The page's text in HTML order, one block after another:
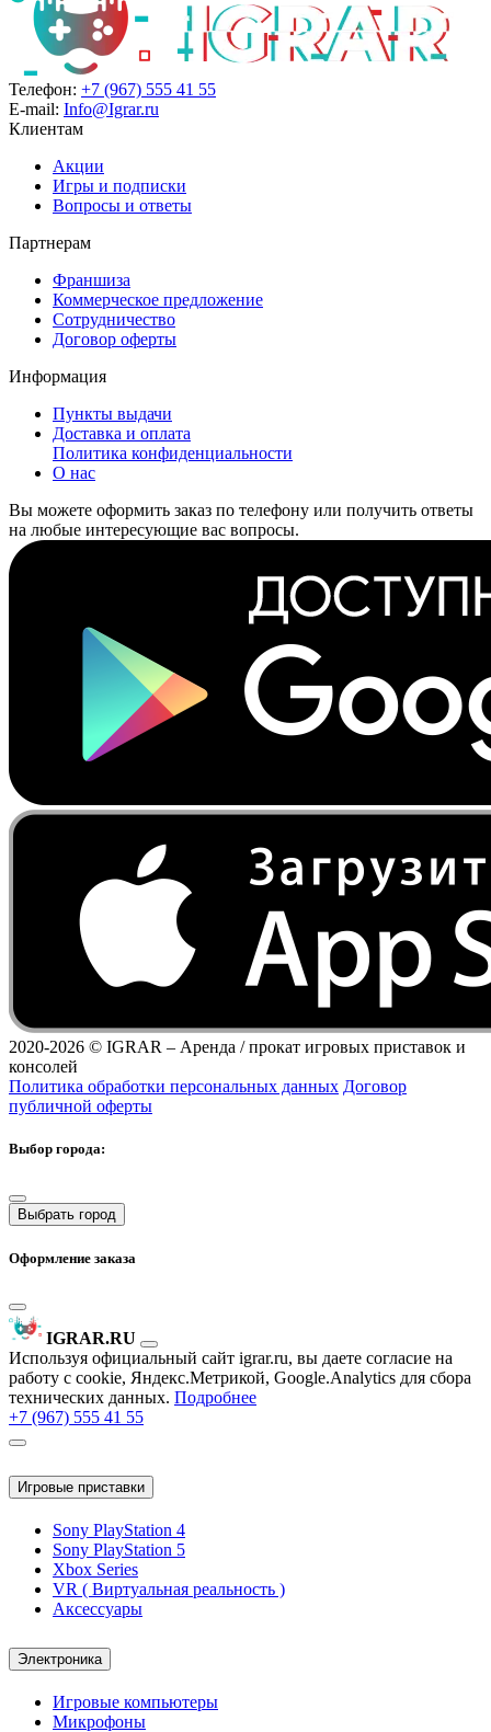
Телефон: +7 (967) 555 41 55
E-mail: Info@Igrar.ru
Клиентам
Акции
Игры и подписки
Вопросы и ответы
Партнерам
Франшиза
Коммерческое предложение
Сотрудничество
Договор оферты
Информация
Пункты выдачи
Доставка и оплата
Политика конфиденциальности
О нас
Вы можете оформить заказ по телефону или получить ответы
на любые интересующие вас вопросы.
2020-2026 © IGRAR – Аренда / прокат игровых приставок и
консолей
Политика обработки персональных данных Договор
публичной оферты
Выбор города:
Выбрать город
Оформление заказа
IGRAR.RU
Используя официальный сайт igrar.ru, вы даете согласие на
работу с cookie, Яндекс.Метрикой, Google.Analytics для сбора
технических данных. Подробнее
+7 (967) 555 41 55
Игровые приставки
Sony PlayStation 4
Sony PlayStation 5
Xbox Series
VR ( Виртуальная реальность )
Аксессуары
Электроника
Игровые компьютеры
Микрофоны